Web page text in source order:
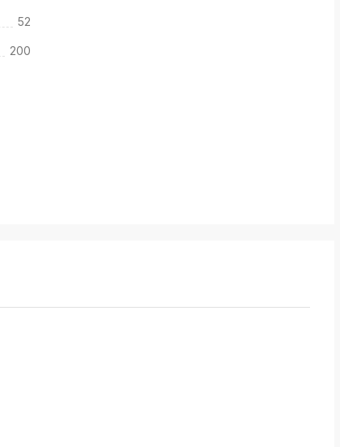
k
ksldkfjsdlfkjsls;ldfkgjsdl;kfkфыва
k
52
200